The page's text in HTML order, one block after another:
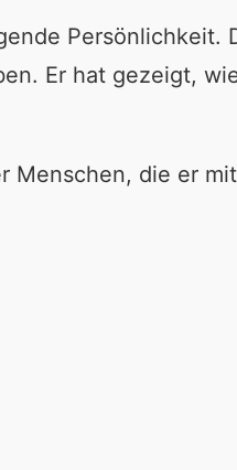
Persönlichkeit.
Er hat gezeigt,
Menschen, die er